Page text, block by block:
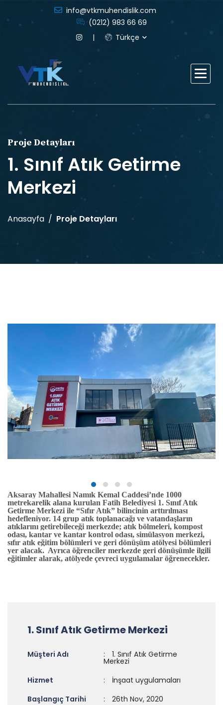
info@vtkmuhendislik.com
(0212) 983 66 69
Türkçe
Proje Detayları
1. Sınıf Atık Getirme
Merkezi
Anasayfa Proje Detayları
Aksaray Mahallesi Namık Kemal Caddesi’nde 1000
metrekarelik alana kurulan Fatih Belediyesi 1. Sınıf Atık
Getirme Merkezi ile “Sıfır Atık” bilincinin arttırılması
hedefleniyor. 14 grup atık toplanacağı ve vatandaşların
atıklarını getirebileceği merkezde; atık bölmeleri, kompost
odası, kantar ve kantar kontrol odası, simülasyon merkezi,
sıfır atık eğitim bölümleri ve geri dönüşüm atölyesi bölümleri
yer alacak. Ayrıca öğrenciler merkezde geri dönüşümle ilgili
eğitimler alarak, atölyede çevreci uygulamalar öğrenecekler.
1. Sınıf Atık Getirme Merkezi
Müşteri Adı : 1. Sınıf Atık Getirme
Merkezi
Hizmet
:
İnşaat uygulamaları
Başlangıç Tarihi
:
26th Nov, 2020